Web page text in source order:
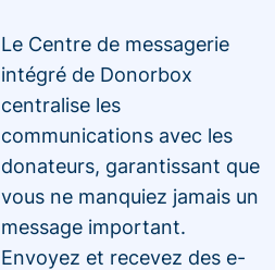
Le Centre de messagerie
intégré de Donorbox
centralise les
communications avec les
donateurs, garantissant que
vous ne manquiez jamais un
message important.
Envoyez et recevez des e-